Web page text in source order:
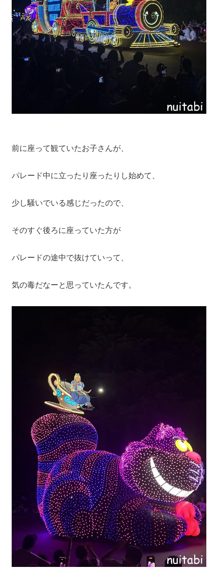
前に座って観ていたお子さんが、
パレード中に立ったり座ったりし始めて、
少し騒いでいる感じだったので、
そのすぐ後ろに座っていた方が
パレードの途中で抜けていって、
気の毒だなーと思っていたんです。